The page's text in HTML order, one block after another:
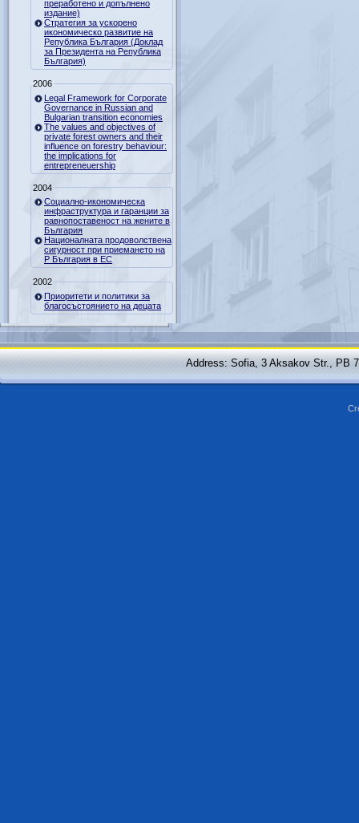
преработено и допълнено
издание)
Стратегия за ускорено
икономическо развитие на
Република България (Доклад
за Президента на Република
България)
2006
Legal Framework for Corporate
Governance in Russian and
Bulgarian transition economies
The values and objectives of
private forest owners and their
influence on forestry behaviour:
the implications for
entrepreneuership
2004
Социално-икономическа
инфраструктура и гаранции за
равнопоставеност на жените в
България
Националната продоволствена
сигурност при приемането на
Р България в ЕС
2002
Приоритети и политики за
благосъстоянието на децата
Address: Sofia, 3 Aksakov Str., PB